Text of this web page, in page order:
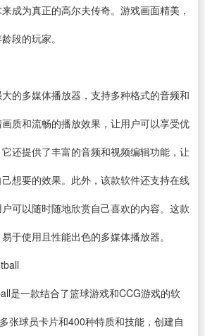
成为真正的高尔夫传奇。游戏画面精美，
段的玩家。
的多媒体播放器 ，支持多种格式的音频和
质和流畅的播放效果，让用户可以享受优
还提供了丰富的音频和视频编辑功能，让
想要的效果。此外，该款软件还支持在线
可以随时随地欣赏自己喜欢的内容。这款
于使用且性能出色的多媒体播放器。
是一款结合了篮球游戏和CCG游戏的软
张球员卡片和400种特质和技能，创建自